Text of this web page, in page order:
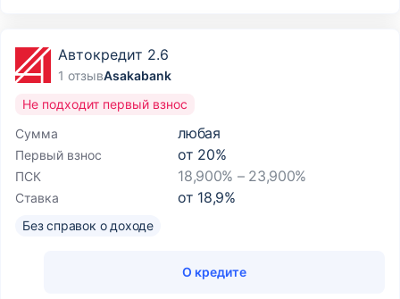
Автокредит 2.6
1 отзывAsakabank
Сумма любая
Первый взнос от 20%
ПСК 18,900% – 23,900%
Ставка от 18,9%
Не подходит первый взнос
Без справок о доходе
О кредите